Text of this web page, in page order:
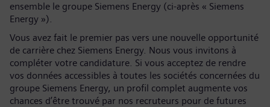
ensemble le groupe Siemens Energy (ci-après « Siemens
Energy »).
Vous avez fait le premier pas vers une nouvelle opportunité
de carrière chez Siemens Energy. Nous vous invitons à
compléter votre candidature. Si vous acceptez de rendre
vos données accessibles à toutes les sociétés concernées du
groupe Siemens Energy, un profil complet augmente vos
chances d’être trouvé par nos recruteurs pour de futures